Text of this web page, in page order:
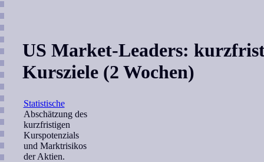
US Market-Leaders:
Kursziele (2 Wochen)
Statistische
Abschätzung des
kurzfristigen
Kurspotenzials
und Marktrisikos
der Aktien.